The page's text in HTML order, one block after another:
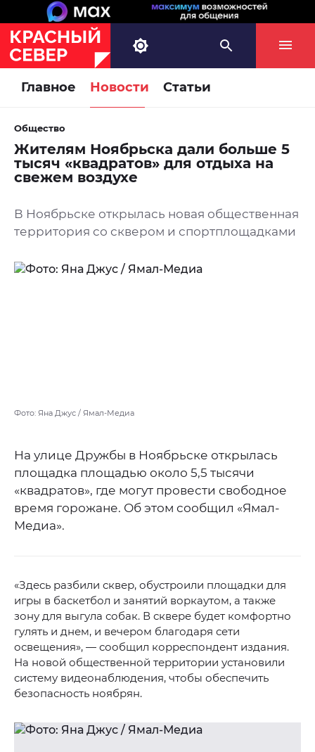
Главное Новости Статьи
Общество
Жителям Ноябрьска дали больше 5
тысяч «квадратов» для отдыха на
свежем воздухе
В Ноябрьске открылась новая общественная
территория со сквером и спортплощадками
Фото: Яна Джус / Ямал-Медиа
На улице Дружбы в Ноябрьске открылась
площадка площадью около 5,5 тысячи
«квадратов», где могут провести свободное
время горожане. Об этом сообщил «Ямал-
Медиа».
«Здесь разбили сквер, обустроили площадки для
игры в баскетбол и занятий воркаутом, а также
зону для выгула собак. В сквере будет комфортно
гулять и днем, и вечером благодаря сети
освещения», — сообщил корреспондент издания.
На новой общественной территории установили
систему видеонаблюдения, чтобы обеспечить
безопасность ноябрян.